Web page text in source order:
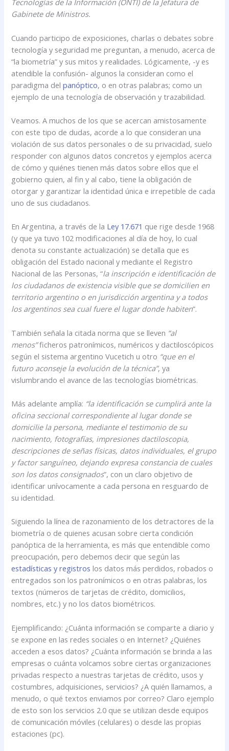
Tecnologías de la Información (ONTI) de la Jefatura de
Gabinete de Ministros.
Cuando participo de exposiciones, charlas o debates sobre
tecnología y seguridad me preguntan, a menudo, acerca de
“la biometría” y sus mitos y realidades. Lógicamente, -y es
atendible la confusión- algunos la consideran como el
paradigma delpanóptico, o en otras palabras; como un
ejemplo de una tecnología de observación y trazabilidad.
Veamos. A muchos de los que se acercan amistosamente
con este tipo de dudas, acorde a lo que consideran una
violación de sus datos personales o de su privacidad, suelo
responder con algunos datos concretos y ejemplos acerca
de cómo y quiénes tienen más datos sobre ellos que el
gobierno quien, al fin y al cabo, tiene la obligación de
otorgar y garantizar la identidad única e irrepetible de cada
uno de sus ciudadanos.
En Argentina, a través de la Ley 17.671 que rige desde 1968
(y que ya tuvo 102 modificaciones al día de hoy, lo cual
denota su constante actualización) se detalla que es
obligación del Estado nacional y mediante el Registro
Nacional de las Personas, “la inscripción e identificación de
los ciudadanos de existencia visible que se domicilien en
territorio argentino o en jurisdicción argentina y a todos
los argentinos sea cual fuere el lugar donde habiten”.
También señala la citada norma que se lleven “al
menos”ficheros patronímicos, numéricos y dactiloscópicos
según el sistema argentino Vucetich u otro “que en el
futuro aconseje la evolución de la técnica”, ya
vislumbrando el avance de las tecnologías biométricas.
Más adelante amplía: “la identificación se cumplirá ante la
oficina seccional correspondiente al lugar donde se
domicilie la persona, mediante el testimonio de su
nacimiento, fotografías, impresiones dactiloscopia,
descripciones de señas físicas, datos individuales, el grupo
y factor sanguíneo, dejando expresa constancia de cuales
son los datos consignados”, con un claro objetivo de
identificar unívocamente a cada persona en resguardo de
su identidad.
Siguiendo la línea de razonamiento de los detractores de la
biometría o de quienes acusan sobre cierta condición
panóptica de la herramienta, es más que entendible como
preocupación, pero debemos decir que según las
estadísticas y registros los datos más perdidos, robados o
entregados son los patronímicos o en otras palabras, los
textos (números de tarjetas de crédito, domicilios,
nombres, etc.) y no los datos biométricos.
Ejemplificando: ¿Cuánta información se comparte a diario y
se expone en las redes sociales o en Internet? ¿Quiénes
acceden a esos datos? ¿Cuánta información se brinda a las
empresas o cuánta volcamos sobre ciertas organizaciones
privadas respecto a nuestras tarjetas de crédito, usos y
costumbres, adquisiciones, servicios? ¿A quién llamamos, a
menudo, o qué textos enviamos por correo? Claro ejemplo
de esto son los servicios 2.0 que se utilizan desde equipos
de comunicación móviles (celulares) o desde las propias
estaciones (pc).